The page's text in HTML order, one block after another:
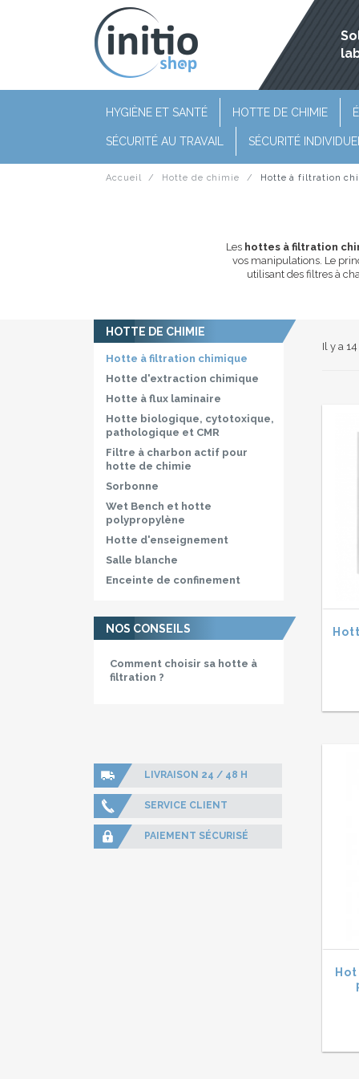
HYGIÈNE ET SANTÉ HOTTE DE CHIMIE
SÉCURITÉ AU TRAVAIL SÉCURITÉ
Accueil Hotte de chimie Hotte à filtration
Les hottes à filtration
vos manipulations. Le
utilisant des filtres à
HOTTE DE CHIMIE
Hotte à filtration chimique
Hotte d'extraction chimique
Hotte à flux laminaire
Hotte biologique, cytotoxique,
pathologique et CMR
Filtre à charbon actif pour
hotte de chimie
Sorbonne
Wet Bench et hotte
polypropylène
Hotte d'enseignement
Salle blanche
Enceinte de confinement
NOS CONSEILS
Comment choisir sa hotte à
filtration ?
LIVRAISON 24 / 48 H
SERVICE CLIENT
PAIEMENT SÉCURISÉ
Il y a